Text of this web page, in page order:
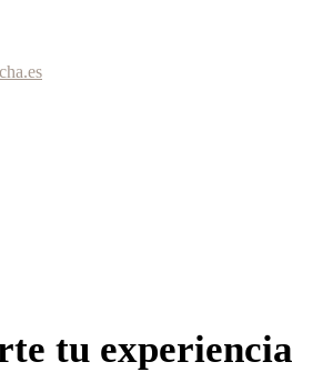
tu experiencia